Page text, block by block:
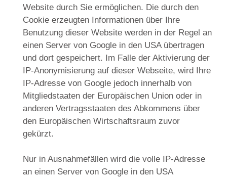
Website durch Sie ermöglichen. Die durch den
Cookie erzeugten Informationen über Ihre
Benutzung dieser Website werden in der Regel an
einen Server von Google in den USA übertragen
und dort gespeichert. Im Falle der Aktivierung der
IP-Anonymisierung auf dieser Webseite, wird Ihre
IP-Adresse von Google jedoch innerhalb von
Mitgliedstaaten der Europäischen Union oder in
anderen Vertragsstaaten des Abkommens über
den Europäischen Wirtschaftsraum zuvor
gekürzt.
Nur in Ausnahmefällen wird die volle IP-Adresse
an einen Server von Google in den USA